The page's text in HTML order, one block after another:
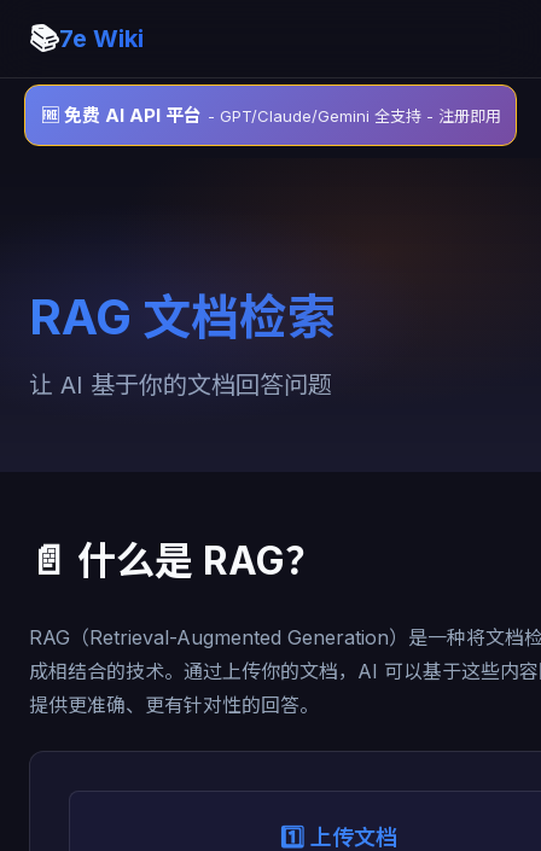
📚7e Wiki
🆓 免费 AI API 平台 - GPT/Claude/Gemini 全支持 - 注册即用
RAG 文档检索
让 AI 基于你的文档回答问题
📄 什么是 RAG？
RAG（Retrieval-Augmented Generation）是一种将文档
成相结合的技术。通过上传你的文档，AI 可以基于这些内
提供更准确、更有针对性的回答。
1️⃣ 上传文档